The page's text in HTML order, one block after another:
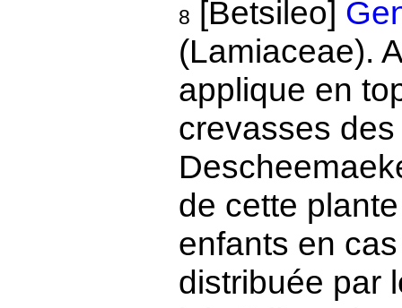
8 [Betsileo]
(Lamiaceae).
applique en
crevasses
de cette
enfants en
distribuée par